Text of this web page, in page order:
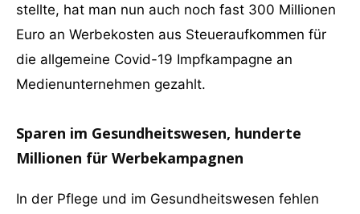
stellte, hat man nun auch noch fast 300 Millionen
Euro an Werbekosten aus Steueraufkommen für
die allgemeine Covid-19 Impfkampagne an
Medienunternehmen gezahlt.
Sparen im Gesundheitswesen, hunderte
Millionen für Werbekampagnen
In der Pflege und im Gesundheitswesen fehlen